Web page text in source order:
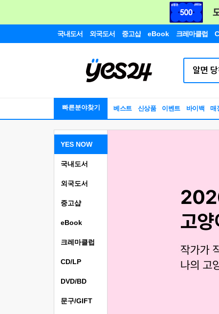
국내도서 외국도서 중고샵 eBook 크레마클럽
빠른분야찾기 베스트 신상품 이벤트 바이백 매
YES NOW
국내도서
외국도서
중고샵
eBook
크레마클럽
CD/LP
DVD/BD
문구/GIFT